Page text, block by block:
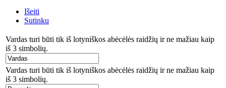
Išeiti
Sutinku
Vardas turi būti tik iš lotyniškos abėcėlės raidžių ir ne mažiau kaip
iš 3 simbolių.
Vardas turi būti tik iš lotyniškos abėcėlės raidžių ir ne mažiau kaip
iš 3 simbolių.